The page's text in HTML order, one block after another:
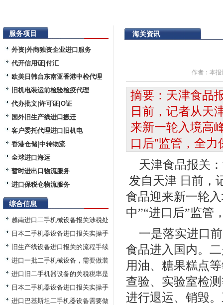
服务项目
外资|外商独资企业进口服务
代开信用证|付汇
欧美日韩台东南亚香港中检代理
旧机电装运前检验检疫代理
代办批文|许可证|O证
国外旧生产线进口搬迁
客户委托代理进口旧机电
香港仓储|中转物流
全球进口海运
暂时进出口物流服务
进口保税仓物流服务
综合信息
越南进口二手机械设备报关涉税处
日本二手机器设备进口报关实操手
旧生产线设备进口报关的流程手续
进口一批二手机械设备，需要做装
进口旧二手机器设备的关税税率是
日本二手机器设备进口报关实操手
进口巴基斯坦二手机器设备需要做
海关资讯
作者： 本报
摘要：天津食品
日前，记者从天
来新一轮入境高
口后”监管，全
天津食品报关
发自天津 日前，
食品迎来新一轮
中”“进口后”监管
一是落实进口
食品进入国内。
用油、糖果糕点
查验、实验室检
进行退运、销毁